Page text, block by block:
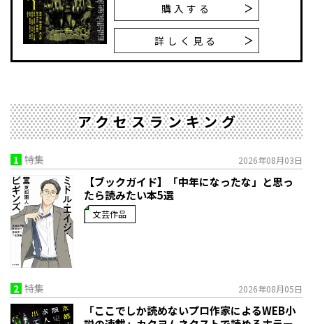
購入する
詳しく見る
アクセスランキング
1 特集 2026年08月03日
【ブックガイド】「中年になったな」と思っ
たら読みたい本5選
文芸作品
2 特集 2026年08月05日
「ここでしか読めないプロ作家によるWEB小